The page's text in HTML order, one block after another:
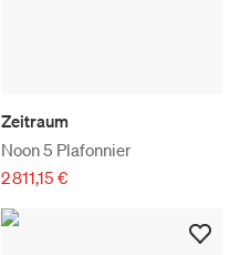
Zeitraum
Noon 5 Plafonnier
2 811,15 €